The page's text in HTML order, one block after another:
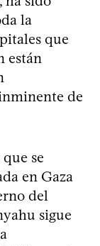
la
que
están
de
se
en Gaza
del
sigue